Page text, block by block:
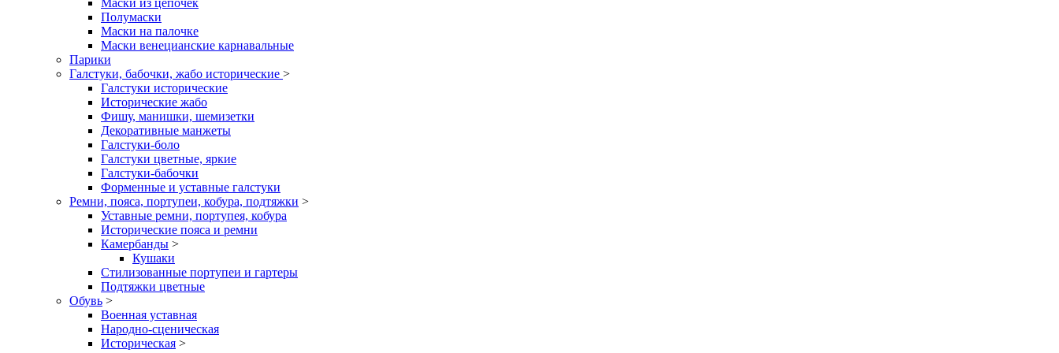
Маски из цепочек
Полумаски
Маски на палочке
Маски венецианские карнавальные
Парики
Галстуки, бабочки, жабо исторические >
Галстуки исторические
Исторические жабо
Фишу, манишки, шемизетки
Декоративные манжеты
Галстуки-боло
Галстуки цветные, яркие
Галстуки-бабочки
Форменные и уставные галстуки
Ремни, пояса, портупеи, кобура, подтяжки >
Уставные ремни, портупея, кобура
Исторические пояса и ремни
Камербанды >
Кушаки
Стилизованные портупеи и гартеры
Подтяжки цветные
Обувь >
Военная уставная
Народно-сценическая
Историческая >